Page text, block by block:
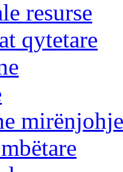
resurse
qytetare
mirënjohje